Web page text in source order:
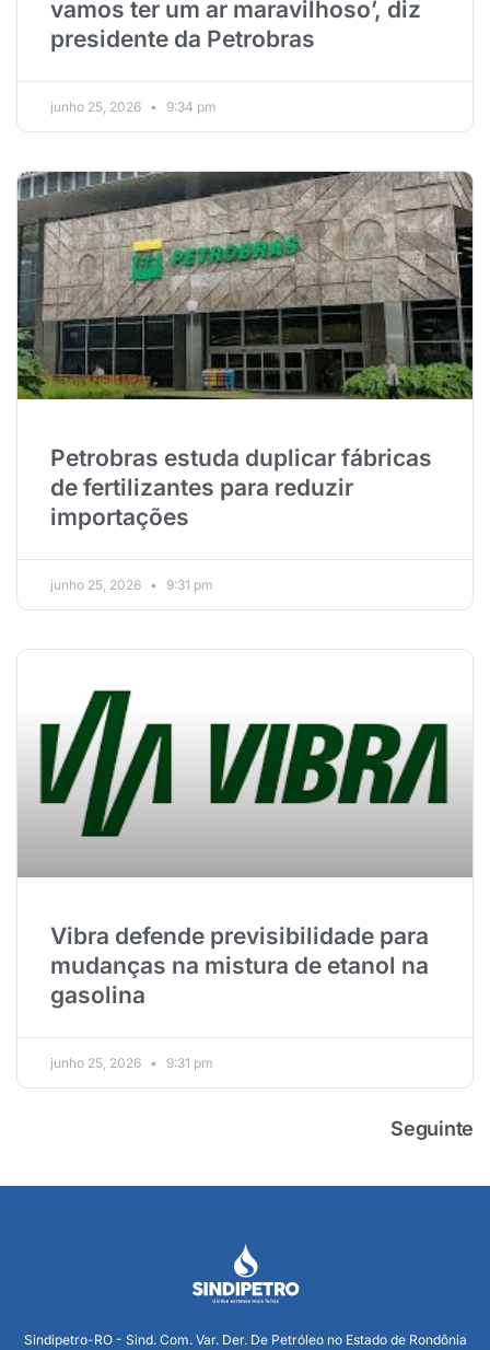
vamos ter um ar maravilhoso’, diz
presidente da Petrobras
junho 25, 2026 9:34 pm
Petrobras estuda duplicar fábricas
de fertilizantes para reduzir
importações
junho 25, 2026 9:31 pm
Vibra defende previsibilidade para
mudanças na mistura de etanol na
gasolina
junho 25, 2026 9:31 pm
Seguinte
Sindipetro-RO - Sind. Com. Var. Der. De Petróleo no Estado de Rondônia